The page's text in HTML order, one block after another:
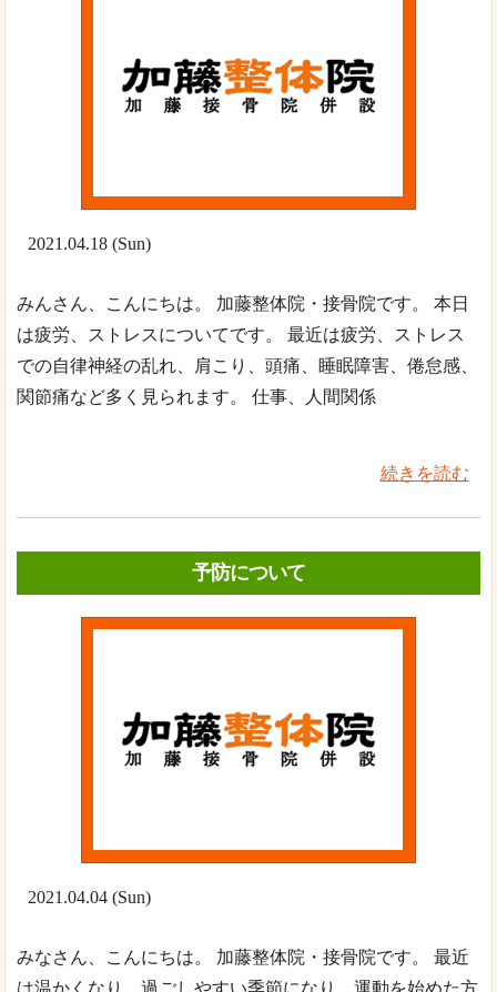
2021.04.18 (Sun)
みんさん、こんにちは。 加藤整体院・接骨院です。 本日
は疲労、ストレスについてです。 最近は疲労、ストレス
での自律神経の乱れ、肩こり、頭痛、睡眠障害、倦怠感、
関節痛など多く見られます。 仕事、人間関係
続きを読む
予防について
2021.04.04 (Sun)
みなさん、こんにちは。 加藤整体院・接骨院です。 最近